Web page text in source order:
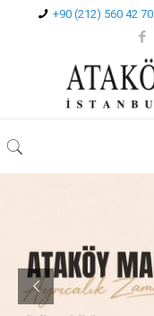
+90 (212) 560 42 70